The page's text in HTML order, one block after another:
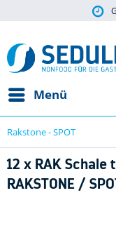
Menü
Rakstone - SPOT
12 x RAK Schale
RAKSTONE /